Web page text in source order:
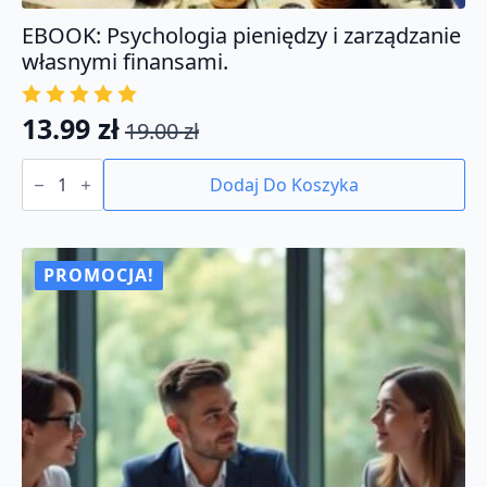
EBOOK: Psychologia pieniędzy i zarządzanie
własnymi finansami.
19.00zł
Pierwotna
cena
wynosiła:
19.00 zł.
13.99 zł
Aktualna
cena
wynosi:
13.99 zł.
ilość
EBOOK:
pieniędzy
zarządzanie
własnymi
finansami.
Dodaj Do Koszyka
PROMOCJA!